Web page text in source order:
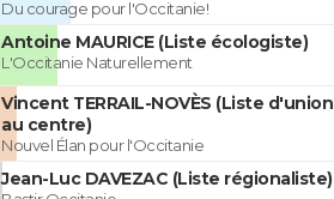
Du courage pour l'Occitanie!
Antoine MAURICE (Liste écologiste)
L'Occitanie Naturellement
Vincent TERRAIL-NOVÈS (Liste d'union
au centre)
Nouvel Élan pour l'Occitanie
Jean-Luc DAVEZAC (Liste régionaliste)